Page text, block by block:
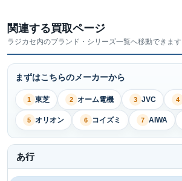
関連する買取ページ
ラジカセ内のブランド・シリーズ一覧へ移動できます
まずはこちらのメーカーから
1 東芝 2 オーム電機 3 JVC 4
5 オリオン 6 コイズミ 7 AIWA
あ行